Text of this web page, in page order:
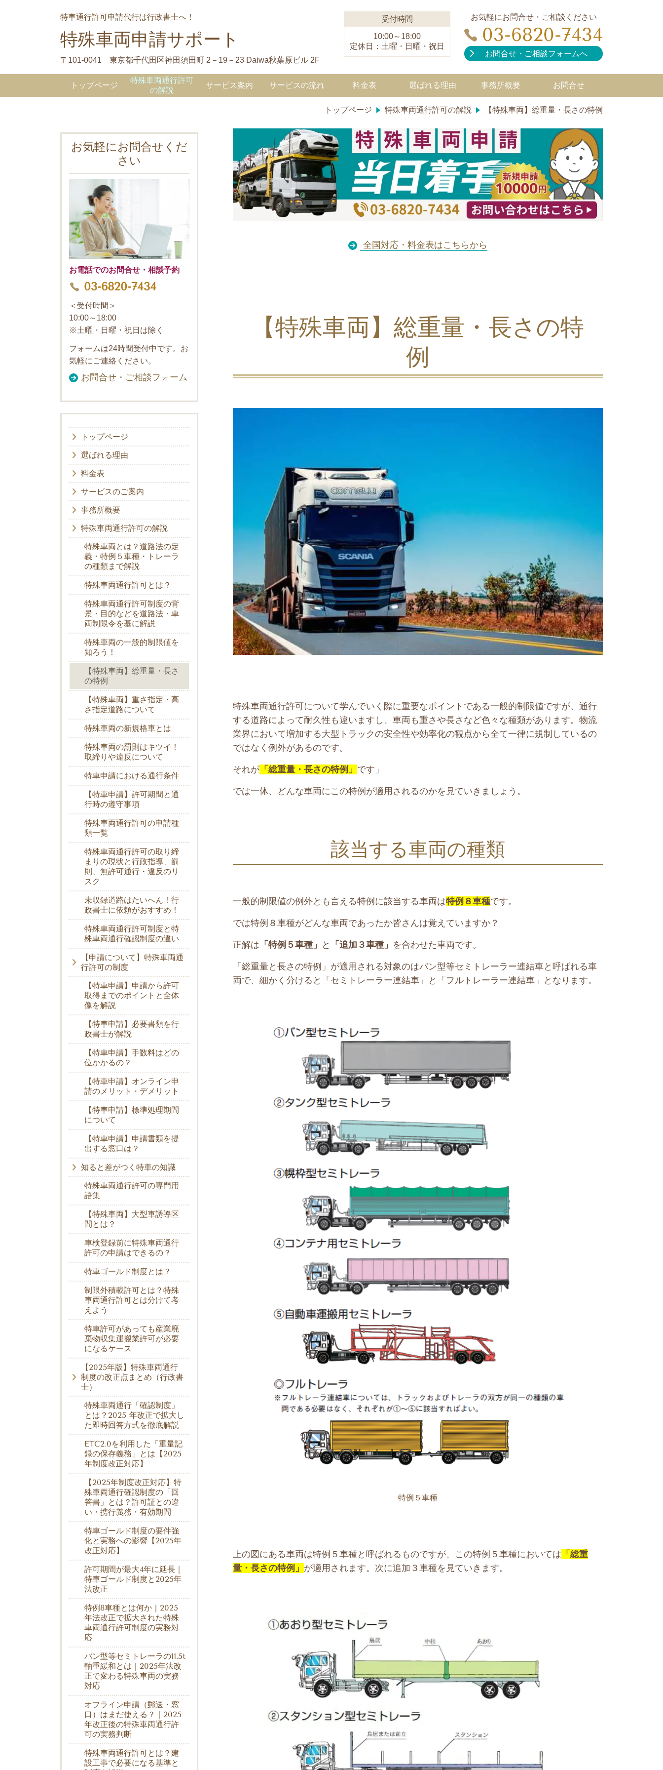
特車通行許可申請代行は行政書士へ！
特殊車両申請サポート
〒101-0041 東京都千代田区神田須田町 2－19－23 Daiwa秋葉原ビル 2F
受付時間
10:00～18:00
定休日：土曜・日曜・祝日
お気軽にお問合せ・ご相談ください
03-6820-7434
お問合せ・ご相談フォームへ
トップページ
特殊車両通行許可
の解説
サービス案内 サービスの流れ 料金表 選ばれる理由 事務所概要 お問合せ
トップページ 特殊車両通行許可の解説 【特殊車両】総重量・長さの特例
全国対応・料金表はこちらから
【特殊車両】総重量・長さの特
例
特殊車両通行許可について学んでいく際に重要なポイントである一般的制限値ですが、通行
する道路によって耐久性も違いますし、車両も重さや長さなど色々な種類があります。物流
業界において増加する大型トラックの安全性や効率化の観点から全て一律に規制しているの
ではなく例外があるのです。
それが 「総重量・長さの特例」 です」
では一体、どんな車両にこの特例が適用されるのかを見ていきましょう。
該当する車両の種類
一般的制限値の例外とも言える特例に該当する車両は特例８車種です。
では特例８車種がどんな車両であったか皆さんは覚えていますか？
正解は 「特例５車種」 と 「追加３車種」 を合わせた車両です。
「総重量と長さの特例」が適用される対象のはバン型等セミトレーラー連結車と呼ばれる車
両で、細かく分けると「セミトレーラー連結車」と「フルトレーラー連結車」となります。
特例５車種
上の図にある車両は特例５車種と呼ばれるものですが、この特例５車種においては 「総重
量・長さの特例」 が適用されます。次に追加３車種を見ていきます。
お気軽にお問合せくだ
さい
お電話でのお問合せ・相談予約
03-6820-7434
＜受付時間＞
10:00～18:00
※土曜・日曜・祝日は除く
フォームは24時間受付中です。お
気軽にご連絡ください。
お問合せ・ご相談フォーム
トップページ
選ばれる理由
料金表
サービスのご案内
事務所概要
特殊車両通行許可の解説
特殊車両とは？道路法の定
義・特例５車種・トレーラ
の種類まで解説
特殊車両通行許可とは？
特殊車両通行許可制度の背
景・目的などを道路法・車
両制限令を基に解説
特殊車両の一般的制限値を
知ろう！
【特殊車両】総重量・長さ
の特例
【特殊車両】重さ指定・高
さ指定道路について
特殊車両の新規格車とは
特殊車両の罰則はキツイ！
取締りや違反について
特車申請における通行条件
【特車申請】許可期間と通
行時の遵守事項
特殊車両通行許可の申請種
類一覧
特殊車両通行許可の取り締
まりの現状と行政指導、罰
則、無許可通行・違反のリ
スク
未収録道路はたいへん！行
政書士に依頼がおすすめ！
特殊車両通行許可制度と特
殊車両通行確認制度の違い
【申請について】特殊車両通
行許可の制度
【特車申請】申請から許可
取得までのポイントと全体
像を解説
【特車申請】必要書類を行
政書士が解説
【特車申請】手数料はどの
位かかるの？
【特車申請】オンライン申
請のメリット・デメリット
【特車申請】標準処理期間
について
【特車申請】申請書類を提
出する窓口は？
知ると差がつく特車の知識
特殊車両通行許可の専門用
語集
【特殊車両】大型車誘導区
間とは？
車検登録前に特殊車両通行
許可の申請はできるの？
特車ゴールド制度とは？
制限外積載許可とは？特殊
車両通行許可とは分けて考
えよう
特車許可があっても産業廃
棄物収集運搬業許可が必要
になるケース
【2025年版】特殊車両通行
制度の改正点まとめ（行政書
士）
特殊車両通行「確認制度」
とは？2025 年改正で拡大し
た即時回答方式を徹底解説
ETC2.0を利用した「重量記
録の保存義務」とは【2025
年制度改正対応】
【2025年制度改正対応】特
殊車両通行確認制度の「回
答書」とは？許可証との違
い・携行義務・有効期間
特車ゴールド制度の要件強
化と実務への影響【2025年
改正対応】
許可期間が最大4年に延長｜
特車ゴールド制度と2025年
法改正
特例8車種とは何か｜2025
年法改正で拡大された特殊
車両通行許可制度の実務対
応
バン型等セミトレーラの11.5t
軸重緩和とは｜2025年法改
正で変わる特殊車両の実務
対応
オフライン申請（郵送・窓
口）はまだ使える？｜2025
年改正後の特殊車両通行許
可の実務判断
特殊車両通行許可とは？建
設工事で必要になる基準と